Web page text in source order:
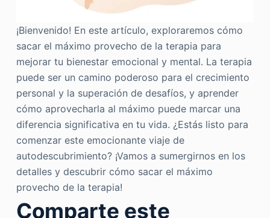
¡Bienvenido! En este artículo, exploraremos cómo
sacar el máximo provecho de la terapia para
mejorar tu bienestar emocional y mental. La terapia
puede ser un camino poderoso para el crecimiento
personal y la superación de desafíos, y aprender
cómo aprovecharla al máximo puede marcar una
diferencia significativa en tu vida. ¿Estás listo para
comenzar este emocionante viaje de
autodescubrimiento? ¡Vamos a sumergirnos en los
detalles y descubrir cómo sacar el máximo
provecho de la terapia!
Comparte este